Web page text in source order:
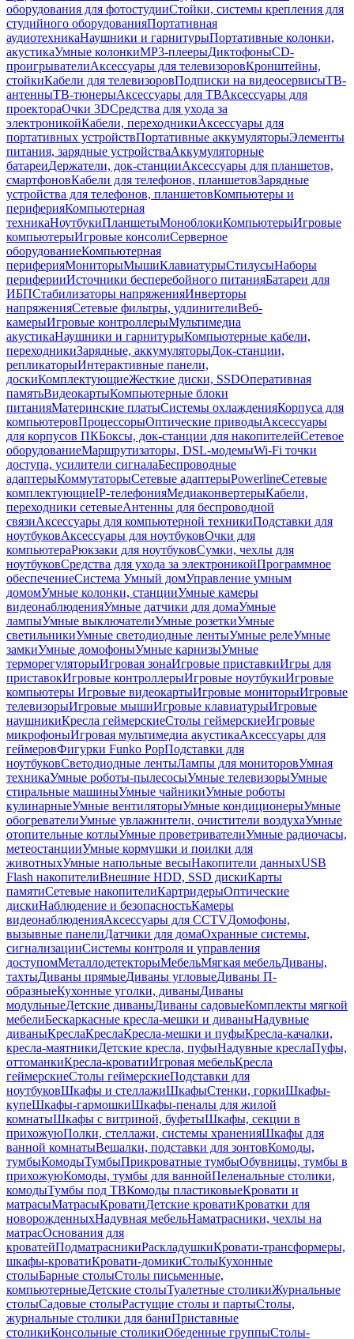
оборудования для фотостудииСтойки, системы крепления для
студийного оборудованияПортативная
аудиотехникаНаушники и гарнитурыПортативные колонки,
акустикаУмные колонкиMP3-плеерыДиктофоныCD-
проигрывателиАксессуары для телевизоровКронштейны,
стойкиКабели для телевизоровПодписки на видеосервисыТВ-
антенныТВ-тюнерыАксессуары для ТВАксессуары для
проектораОчки 3DСредства для ухода за
электроникойКабели, переходникиАксессуары для
портативных устройствПортативные аккумуляторыЭлементы
питания, зарядные устройстваАккумуляторные
батареиДержатели, док-станцииАксессуары для планшетов,
смартфоновКабели для телефонов, планшетовЗарядные
устройства для телефонов, планшетовКомпьютеры и
периферияКомпьютерная
техникаНоутбукиПланшетыМоноблокиКомпьютерыИгровые
компьютерыИгровые консолиСерверное
оборудованиеКомпьютерная
периферияМониторыМышиКлавиатурыСтилусыНаборы
периферииИсточники бесперебойного питанияБатареи для
ИБПСтабилизаторы напряженияИнверторы
напряженияСетевые фильтры, удлинителиВеб-
камерыИгровые контроллерыМультимедиа
акустикаНаушники и гарнитурыКомпьютерные кабели,
переходникиЗарядные, аккумуляторыДок-станции,
репликаторыИнтерактивные панели,
доскиКомплектующиеЖесткие диски, SSDОперативная
памятьВидеокартыКомпьютерные блоки
питанияМатеринские платыСистемы охлажденияКорпуса для
компьютеровПроцессорыОптические приводыАксессуары
для корпусов ПКБоксы, док-станции для накопителейСетевое
оборудованиеМаршрутизаторы, DSL-модемыWi-Fi точки
доступа, усилители сигналаБеспроводные
адаптерыКоммутаторыСетевые адаптерыPowerlineСетевые
комплектующиеIP-телефонияМедиаконвертерыКабели,
переходники сетевыеАнтенны для беспроводной
связиАксессуары для компьютерной техникиПодставки для
ноутбуковАксессуары для ноутбуковОчки для
компьютераРюкзаки для ноутбуковСумки, чехлы для
ноутбуковСредства для ухода за электроникойПрограммное
обеспечениеСистема Умный домУправление умным
домомУмные колонки, станцииУмные камеры
видеонаблюденияУмные датчики для домаУмные
лампыУмные выключателиУмные розеткиУмные
светильникиУмные светодиодные лентыУмные релеУмные
замкиУмные домофоныУмные карнизыУмные
терморегуляторыИгровая зонаИгровые приставкиИгры для
приставокИгровые контроллерыИгровые ноутбукиИгровые
компьютеры Игровые видеокартыИгровые мониторыИгровые
телевизорыИгровые мышиИгровые клавиатурыИгровые
наушникиКресла геймерскиеСтолы геймерскиеИгровые
микрофоныИгровая мультимедиа акустикаАксессуары для
геймеровФигурки Funko PopПодставки для
ноутбуковСветодиодные лентыЛампы для мониторовУмная
техникаУмные роботы-пылесосыУмные телевизорыУмные
стиральные машиныУмные чайникиУмные роботы
кулинарныеУмные вентиляторыУмные кондиционерыУмные
обогревателиУмные увлажнители, очистители воздухаУмные
отопительные котлыУмные проветривателиУмные радиочасы,
метеостанцииУмные кормушки и поилки для
животныхУмные напольные весыНакопители данныхUSB
Flash накопителиВнешние HDD, SSD дискиКарты
памятиСетевые накопителиКартридерыОптические
дискиНаблюдение и безопасностьКамеры
видеонаблюденияАксессуары для CCTVДомофоны,
вызывные панелиДатчики для домаОхранные системы,
сигнализацииСистемы контроля и управления
доступомМеталлодетекторыМебельМягкая мебельДиваны,
тахтыДиваны прямыеДиваны угловыеДиваны П-
образныеКухонные уголки, диваныДиваны
модульныеДетские диваныДиваны садовыеКомплекты мягкой
мебелиБескаркасные кресла-мешки и диваныНадувные
диваныКреслаКреслаКресла-мешки и пуфыКресла-качалки,
кресла-маятникиДетские кресла, пуфыНадувные креслаПуфы,
оттоманкиКресла-кроватиИгровая мебельКресла
геймерскиеСтолы геймерскиеПодставки для
ноутбуковШкафы и стеллажиШкафыСтенки, горкиШкафы-
купеШкафы-гармошкиШкафы-пеналы для жилой
комнатыШкафы с витриной, буфетыШкафы, секции в
прихожуюПолки, стеллажи, системы храненияШкафы для
ванной комнатыВешалки, подставки для зонтовКомоды,
тумбыКомодыТумбыПрикроватные тумбыОбувницы, тумбы в
прихожуюКомоды, тумбы для ваннойПеленальные столики,
комодыТумбы под ТВКомоды пластиковыеКровати и
матрасыМатрасыКроватиДетские кроватиКроватки для
новорожденныхНадувная мебельНаматрасники, чехлы на
матрасОснования для
кроватейПодматрасникиРаскладушкиКровати-трансформеры,
шкафы-кроватиКровати-домикиСтолыКухонные
столыБарные столыСтолы письменные,
компьютерныеДетские столыТуалетные столикиЖурнальные
столыСадовые столыРастущие столы и партыСтолы,
журнальные столики для баниПриставные
столикиКонсольные столикиОбеденные группыСтолы-